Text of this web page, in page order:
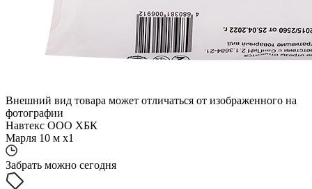
Внешний вид товара может отличаться от изображенного на
фотографии
Навтекс ООО ХБК
Марля 10 м x1
Забрать можно сегодня